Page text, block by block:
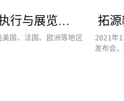
美国法国欧洲国外活动策划执行与展览搭建服务
国、法国、欧洲等地区
2021年
发布会